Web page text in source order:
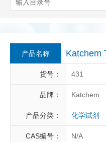
LGC
产品名称 Katchem
货号： 431
品牌： Katchem
产品分类： 化学试剂
CAS编号： N/A